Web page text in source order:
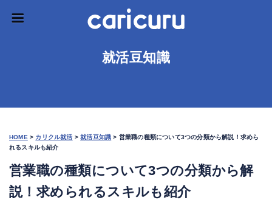
就活豆知識
HOME > カリクル就活 >就活豆知識 > 営業職の種類について3つの分類から解説！求めら
れるスキルも紹介
営業職の種類について3つの分類から解
説！求められるスキルも紹介